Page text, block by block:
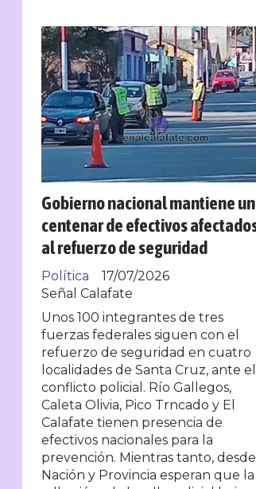
Gobierno nacional mantiene un
centenar de efectivos
al refuerzo de seguridad
Señal Calafate
Política 17/07/2026
Unos 100 integrantes de tres
fuerzas federales siguen con el
refuerzo de seguridad en cuatro
localidades de Santa Cruz, ante el
conflicto policial. Río Gallegos,
Caleta Olivia, Pico Trncado y El
Calafate tienen presencia de
efectivos nacionales para la
prevención. Mientras tanto, desde
Nación y Provincia esperan que la